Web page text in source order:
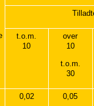
t.o.m.
10
over
10
t.o.m.
30
0,02 0,05